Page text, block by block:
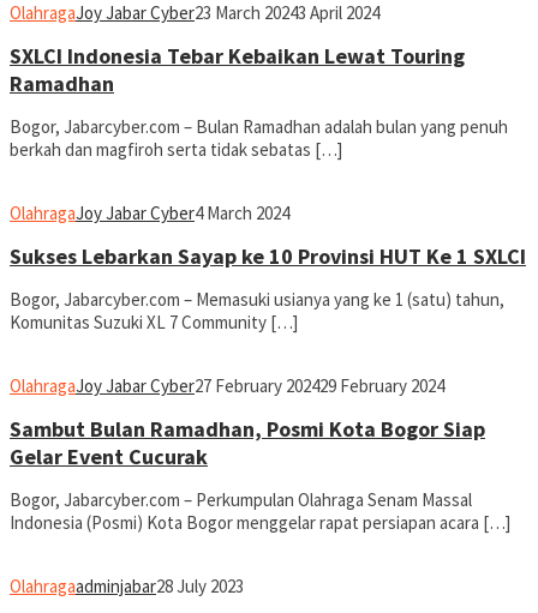
OlahragaJoy Jabar Cyber23 March 20243 April 2024
SXLCI Indonesia Tebar Kebaikan Lewat Touring
Ramadhan
Bogor, Jabarcyber.com – Bulan Ramadhan adalah bulan yang penuh
berkah dan magfiroh serta tidak sebatas […]
OlahragaJoy Jabar Cyber4 March 2024
Sukses Lebarkan Sayap ke 10 Provinsi HUT Ke 1 SXLCI
Bogor, Jabarcyber.com – Memasuki usianya yang ke 1 (satu) tahun,
Komunitas Suzuki XL 7 Community […]
OlahragaJoy Jabar Cyber27 February 202429 February 2024
Sambut Bulan Ramadhan, Posmi Kota Bogor Siap
Gelar Event Cucurak
Bogor, Jabarcyber.com – Perkumpulan Olahraga Senam Massal
Indonesia (Posmi) Kota Bogor menggelar rapat persiapan acara […]
Olahragaadminjabar28 July 2023